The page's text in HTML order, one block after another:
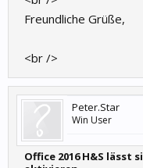
Freundliche Grüße,
<br />
Peter.Star
Win User
Office 2016 H&S